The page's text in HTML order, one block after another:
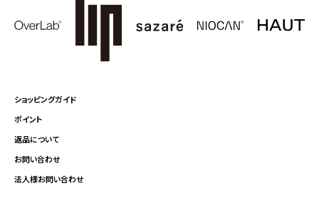
ショッピングガイド
ポイント
返品について
お問い合わせ
法人様お問い合わせ